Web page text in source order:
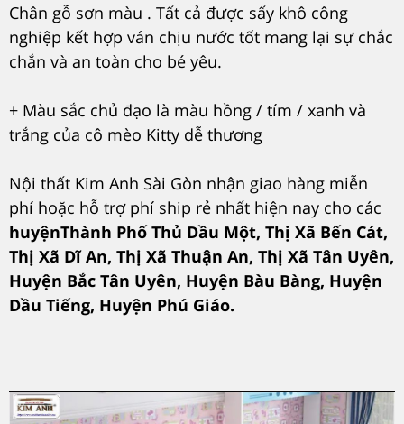
Chân gỗ sơn màu . Tất cả được sấy khô công
nghiệp kết hợp ván chịu nước tốt mang lại sự chắc
chắn và an toàn cho bé yêu.
+ Màu sắc chủ đạo là màu hồng / tím / xanh và
trắng của cô mèo Kitty dễ thương
Nội thất Kim Anh Sài Gòn nhận giao hàng miễn
phí hoặc hỗ trợ phí ship rẻ nhất hiện nay cho các
huyệnThành Phố Thủ Dầu Một, Thị Xã Bến Cát,
Thị Xã Dĩ An, Thị Xã Thuận An, Thị Xã Tân Uyên,
Huyện Bắc Tân Uyên, Huyện Bàu Bàng, Huyện
Dầu Tiếng, Huyện Phú Giáo.